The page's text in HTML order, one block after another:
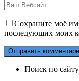
Сохраните моё
последующих моих
Поиск по сайту